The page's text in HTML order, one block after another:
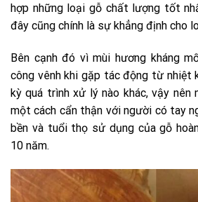
hợp những loại gỗ chất lượng tốt
đây cũng chính là sự khẳng định cho
Bên cạnh đó vì mùi hương kháng
công vênh khi gặp tác động từ nhiệt
kỳ quá trình xử lý nào khác, vậy nên
một cách cẩn thận với người có tay
bền và tuổi thọ sử dụng của gỗ
10 năm.